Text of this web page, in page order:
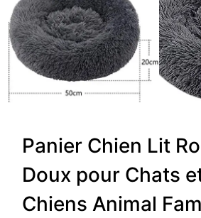
Panier Chien Lit
Doux pour Chats
Chiens Animal